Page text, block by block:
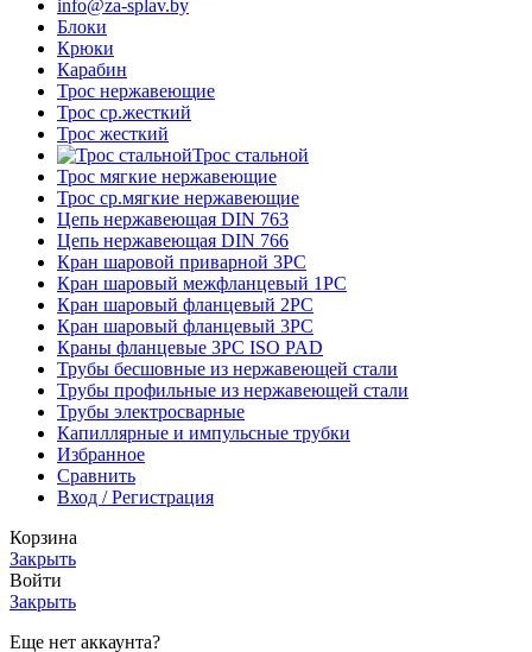
info@za-splav.by
Блоки
Крюки
Карабин
Трос нержавеющие
Трос ср.жесткий
Трос жесткий
Трос стальной
Трос мягкие нержавеющие
Трос ср.мягкие нержавеющие
Цепь нержавеющая DIN 763
Цепь нержавеющая DIN 766
Кран шаровой приварной 3PC
Кран шаровый межфланцевый 1PC
Кран шаровый фланцевый 2PC
Кран шаровый фланцевый 3PC
Краны фланцевые 3PC ISO PAD
Трубы бесшовные из нержавеющей стали
Трубы профильные из нержавеющей стали
Трубы электросварные
Капиллярные и импульсные трубки
Избранное
Сравнить
Вход / Регистрация
Корзина
Закрыть
Войти
Закрыть
Еще нет аккаунта?